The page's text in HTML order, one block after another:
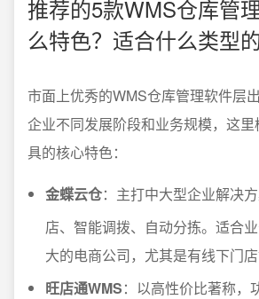
推荐的5款WMS仓库管
么特色？适合什么类型
市面上优秀的WMS仓库管理软件层
企业不同发展阶段和业务规模，这
具的核心特色：
金蝶云仓：主打中大型企业解决
店、智能调拨、自动分拣。适合
大的电商公司，尤其是有线下门店
旺店通WMS：以高性价比著称，